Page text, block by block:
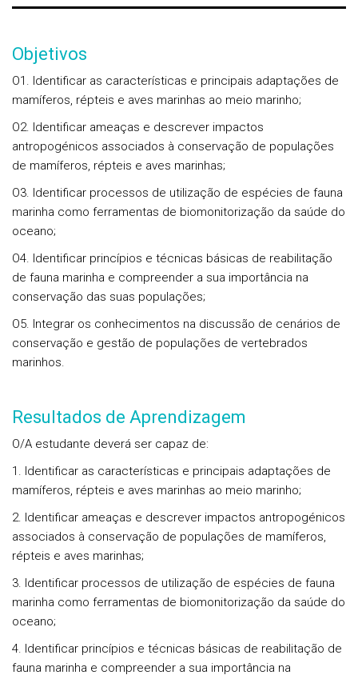
Objetivos
O1. Identificar as características e principais adaptações de
mamíferos, répteis e aves marinhas ao meio marinho;
O2. Identificar ameaças e descrever impactos
antropogénicos associados à conservação de populações
de mamíferos, répteis e aves marinhas;
O3. Identificar processos de utilização de espécies de fauna
marinha como ferramentas de biomonitorização da saúde do
oceano;
O4. Identificar princípios e técnicas básicas de reabilitação
de fauna marinha e compreender a sua importância na
conservação das suas populações;
O5. Integrar os conhecimentos na discussão de cenários de
conservação e gestão de populações de vertebrados
marinhos.
Resultados de Aprendizagem
O/A estudante deverá ser capaz de:
1. Identificar as características e principais adaptações de
mamíferos, répteis e aves marinhas ao meio marinho;
2. Identificar ameaças e descrever impactos antropogénicos
associados à conservação de populações de mamíferos,
répteis e aves marinhas;
3. Identificar processos de utilização de espécies de fauna
marinha como ferramentas de biomonitorização da saúde do
oceano;
4. Identificar princípios e técnicas básicas de reabilitação de
fauna marinha e compreender a sua importância na